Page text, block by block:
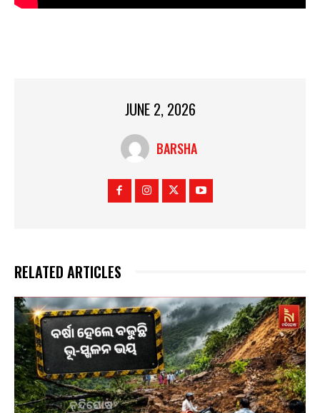
JUNE 2, 2026
BARSHA
RELATED ARTICLES